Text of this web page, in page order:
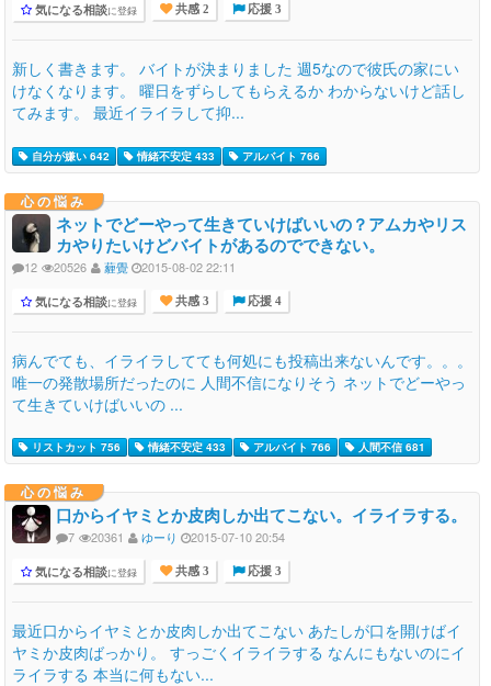
気になる相談に登録 共感 2 応援 3
新しく書きます。 バイトが決まりました 週5なので彼氏の家にい
けなくなります。 曜日をずらしてもらえるか わからないけど話し
てみます。 最近イライラして抑...
自分が嫌い 642 情緒不安定 433 アルバイト 766
心の悩み
ネットでどーやって生きていけばいいの？アムカやリス
カやりたいけどバイトがあるのでできない。
12 20526 薶覺 2015-08-02 22:11
気になる相談に登録 共感 3 応援 4
病んでても、イライラしてても何処にも投稿出来ないんです。。。
唯一の発散場所だったのに 人間不信になりそう ネットでどーやっ
て生きていけばいいの ...
リストカット 756 情緒不安定 433 アルバイト 766 人間不信 681
心の悩み
口からイヤミとか皮肉しか出てこない。イライラする。
7 20361 ゆーり 2015-07-10 20:54
気になる相談に登録 共感 3 応援 3
最近口からイヤミとか皮肉しか出てこない あたしが口を開けばイ
ヤミか皮肉ばっかり。 すっごくイライラする なんにもないのにイ
ライラする 本当に何もない...